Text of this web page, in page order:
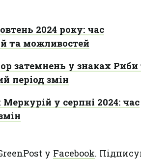
2024 року: час
та можливостей
затемнень у знаках Риби
період змін
у серпні 2024: час
у Facebook.